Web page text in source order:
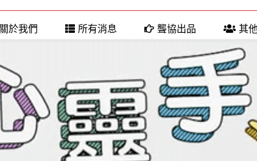
關於我們 所有消息 聾協出品 其